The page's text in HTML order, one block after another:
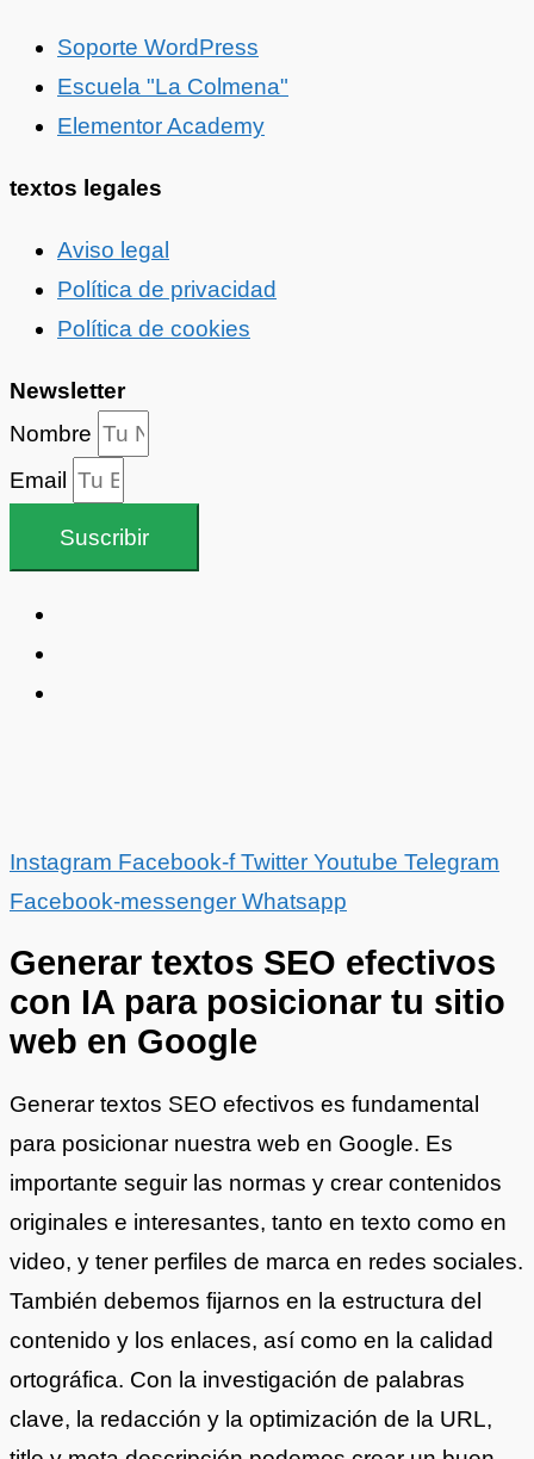
Soporte WordPress
Escuela "La Colmena"
Elementor Academy
textos legales
Aviso legal
Política de privacidad
Política de cookies
Newsletter
Nombre
Email
Suscribir
Instagram Facebook-f Twitter Youtube Telegram
Facebook-messenger Whatsapp
Generar textos SEO efectivos
con IA para posicionar tu sitio
web en Google
Generar textos SEO efectivos es fundamental
para posicionar nuestra web en Google. Es
importante seguir las normas y crear contenidos
originales e interesantes, tanto en texto como en
video, y tener perfiles de marca en redes sociales.
También debemos fijarnos en la estructura del
contenido y los enlaces, así como en la calidad
ortográfica. Con la investigación de palabras
clave, la redacción y la optimización de la URL,